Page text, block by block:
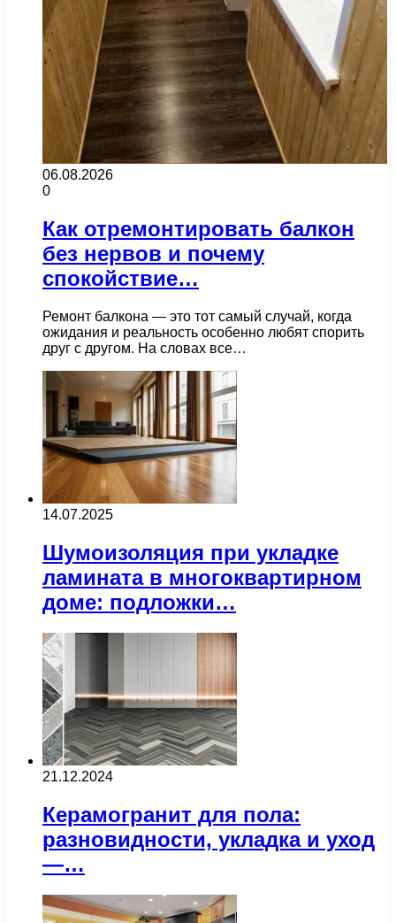
06.08.2026
0
Как отремонтировать балкон
без нервов и почему
спокойствие…
Ремонт балкона — это тот самый случай, когда
ожидания и реальность особенно любят спорить
друг с другом. На словах все…
14.07.2025
Шумоизоляция при укладке
ламината в многоквартирном
доме: подложки…
21.12.2024
Керамогранит для пола:
разновидности, укладка и уход
—…